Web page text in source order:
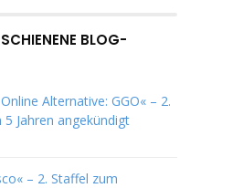
BLOG-
Alternative: GGO« – 2.
5 Jahren angekündigt
– 2. Staffel zum